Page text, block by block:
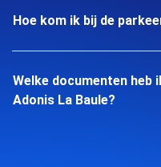
Hoe kom ik bij de
Welke documenten heb
Adonis La Baule?